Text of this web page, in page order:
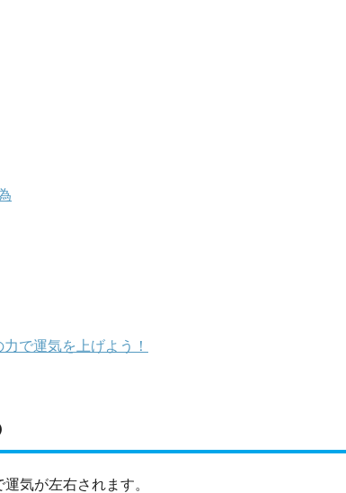
で運気を上げよう！
気が左右されます。